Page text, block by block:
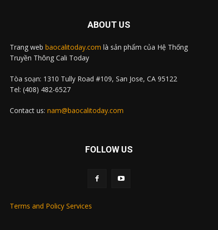
ABOUT US
Trang web baocalitoday.com là sản phẩm của Hệ Thống
Truyền Thông Cali Today
Tòa soạn: 1310 Tully Road #109, San Jose, CA 95122
Tel: (408) 482-6527
Contact us: nam@baocalitoday.com
FOLLOW US
Terms and Policy Services